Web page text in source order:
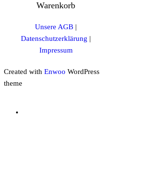
Warenkorb
Unsere AGB |
Datenschutzerklärung |
Impressum
Created with Enwoo WordPress
theme